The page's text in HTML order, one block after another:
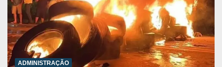
ADMINISTRAÇÃO